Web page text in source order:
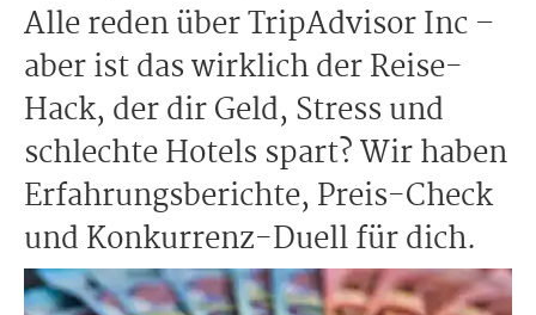
Alle reden über TripAdvisor Inc –
aber ist das wirklich der Reise-
Hack, der dir Geld, Stress und
schlechte Hotels spart? Wir haben
Erfahrungsberichte, Preis-Check
und Konkurrenz-Duell für dich.